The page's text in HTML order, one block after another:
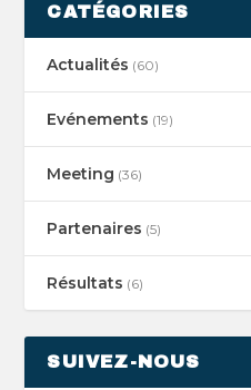
CATÉGORIES
Actualités (60)
Evénements (19)
Meeting (36)
Partenaires (5)
Résultats (6)
SUIVEZ-NOUS